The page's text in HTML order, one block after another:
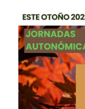
Ver
imagen
más
grande